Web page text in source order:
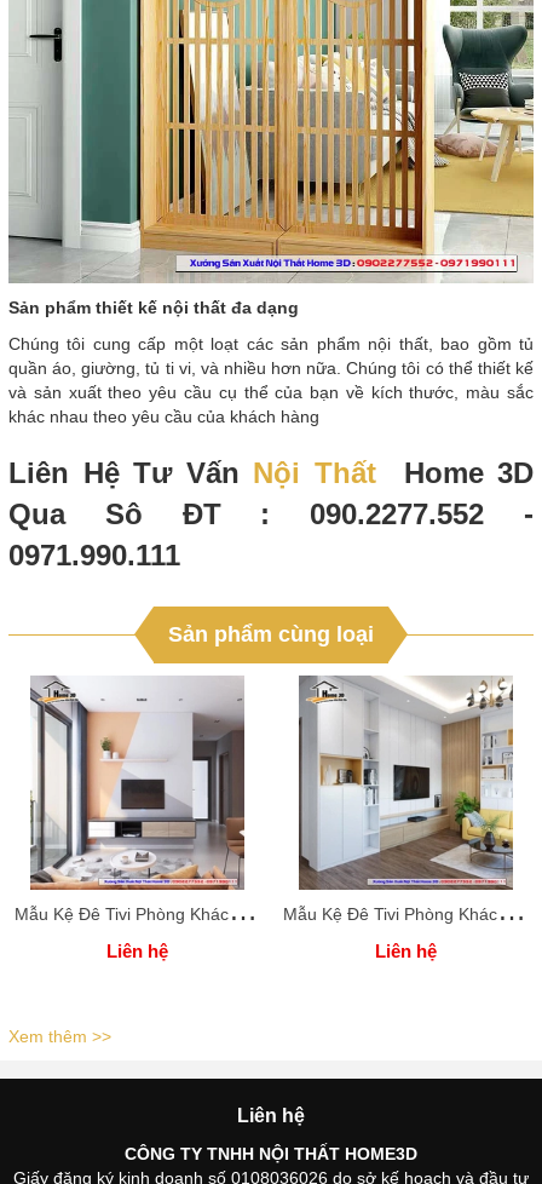
Sản phẩm thiết kế nội thất đa dạng
Chúng tôi cung cấp một loạt các sản phẩm nội thất, bao gồm tủ
quần áo, giường, tủ ti vi, và nhiều hơn nữa. Chúng tôi có thể thiết kế
và sản xuất theo yêu cầu cụ thể của bạn về kích thước, màu sắc
khác nhau theo yêu cầu của khách hàng
Liên Hệ Tư Vấn Nội ThấtHome 3D
Qua Sô ĐT : 090.2277.552 -
0971.990.111
Sản phẩm cùng loại
M
ẫu Kệ Đê Tivi Phòng Khách Home 3D
Liên hệ
M
ẫu Kệ Đê Tivi Phòng Khách Home 3D
Liên hệ
Xem thêm >>
Liên hệ
CÔNG TY TNHH NỘI THẤT HOME3D
Giấy đăng ký kinh doanh số 0108036026 do sở kế hoạch và đầu tư